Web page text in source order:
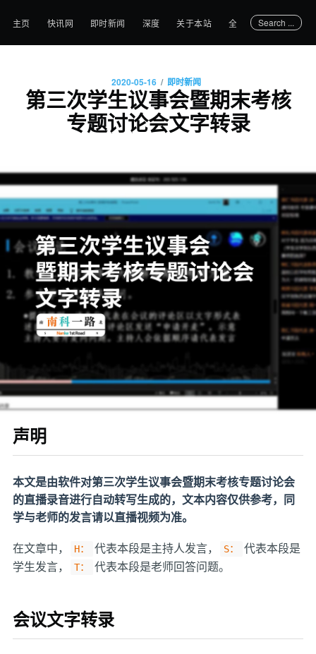
主页 快讯网 即时新闻 深度 关于本站 全部文章Search ...
2020-05-16 / 即时新闻
第三次学生议事会暨期末考核
专题讨论会文字转录
声明
本文是由软件对第三次学生议事会暨期末考核专题讨论会
的直播录音进行自动转写生成的，文本内容仅供参考，同
学与老师的发言请以直播视频为准。
在文章中，
H： 代表本段是主持人发言， S：
代表本段是
学生发言，
T： 代表本段是老师回答问题。
会议文字转录